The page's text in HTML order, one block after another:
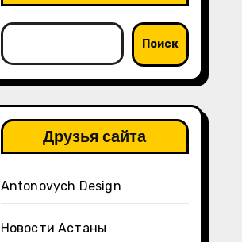
Поиск
Друзья сайта
Antonovych Design
Новости Астаны